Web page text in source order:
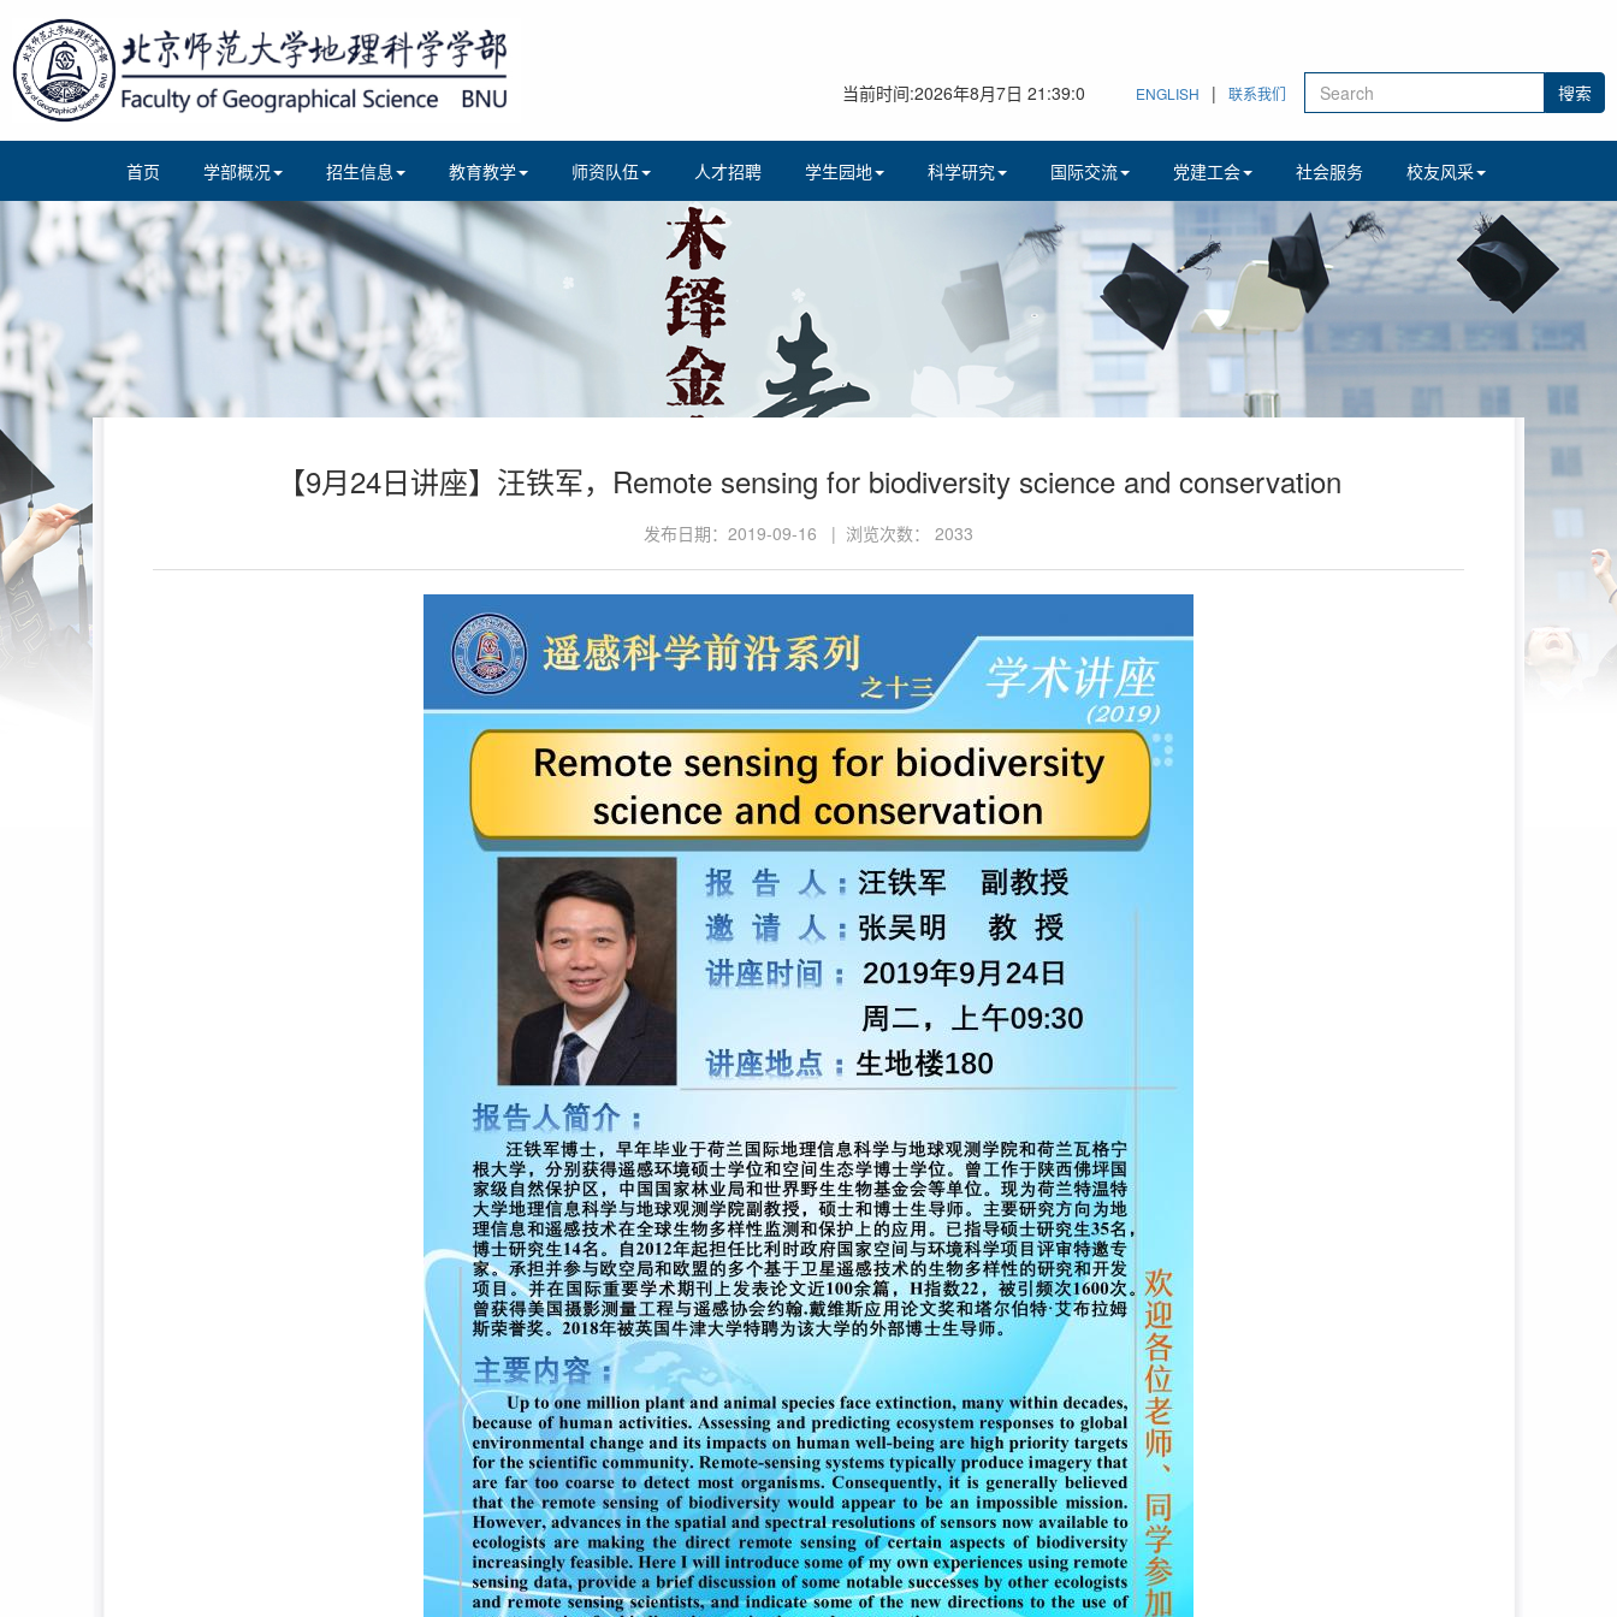
当前时间:2026年8月7日 21:39:1 ENGLISH | 联系我们
首页 学部概况 招生信息 教育教学 师资队伍 人才招聘 学生园地 科学研究 国际交流 党建工会 社会服务 校友风采
【9月24日讲座】汪铁军，Remote sensing for biodiversity science and conservation
发布日期：2019-09-16 | 浏览次数： 2033